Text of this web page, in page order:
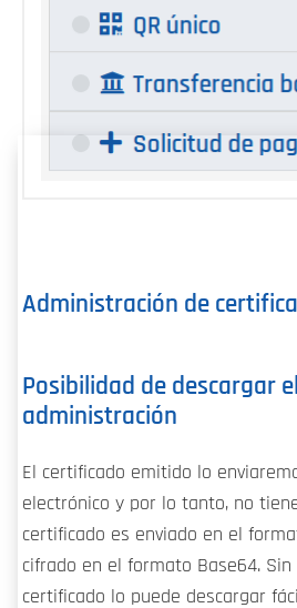
Administración de
Posibilidad de descargar
administración
El certificado emitido lo
electrónico y por lo tanto, no
certificado es enviado en el
cifrado en el formato Base64. Sin
certificado lo puede descargar